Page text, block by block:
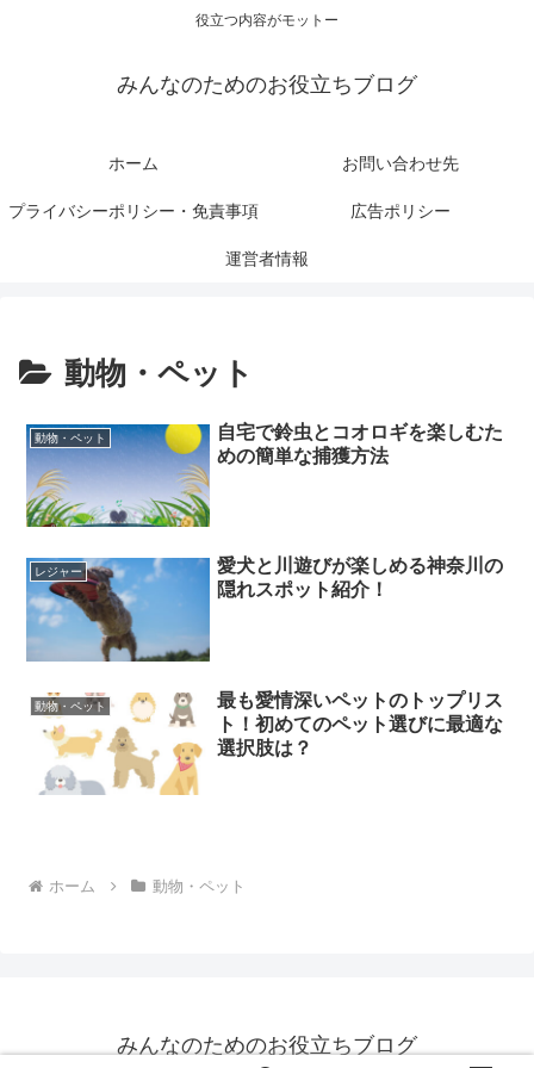
役立つ内容がモットー
みんなのためのお役立ちブログ
ホーム お問い合わせ先
プライバシーポリシー・免責事項 広告ポリシー
運営者情報
動物・ペット
動物・ペット
自宅で鈴虫とコオロギを楽しむた
めの簡単な捕獲方法
レジャー
愛犬と川遊びが楽しめる神奈川の
隠れスポット紹介！
動物・ペット
最も愛情深いペットのトップリス
ト！初めてのペット選びに最適な
選択肢は？
ホーム 動物・ペット
みんなのためのお役立ちブログ